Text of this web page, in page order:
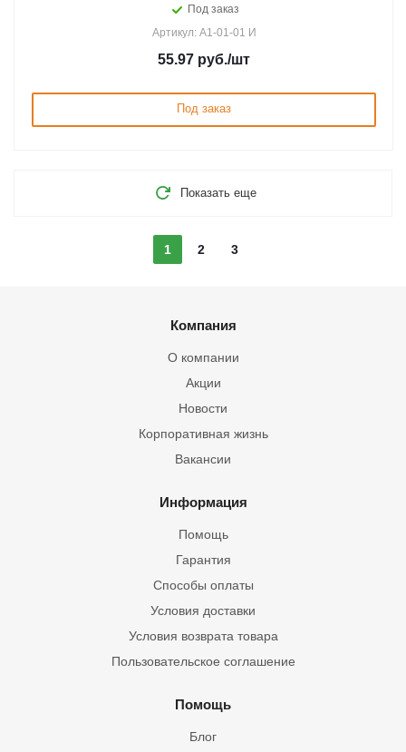
Под заказ
Артикул: А1-01-01 И
55.97 руб./шт
Под заказ
Показать еще
1 2 3
Компания
О компании
Акции
Новости
Корпоративная жизнь
Вакансии
Информация
Помощь
Гарантия
Способы оплаты
Условия доставки
Условия возврата товара
Пользовательское соглашение
Помощь
Блог